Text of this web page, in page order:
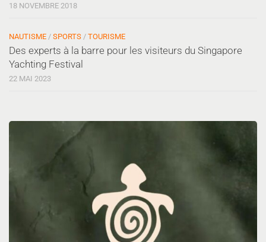
18 NOVEMBRE 2018
NAUTISME / SPORTS / TOURISME
Des experts à la barre pour les visiteurs du Singapore
Yachting Festival
22 MAI 2023